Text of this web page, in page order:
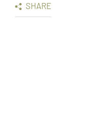
SHARE